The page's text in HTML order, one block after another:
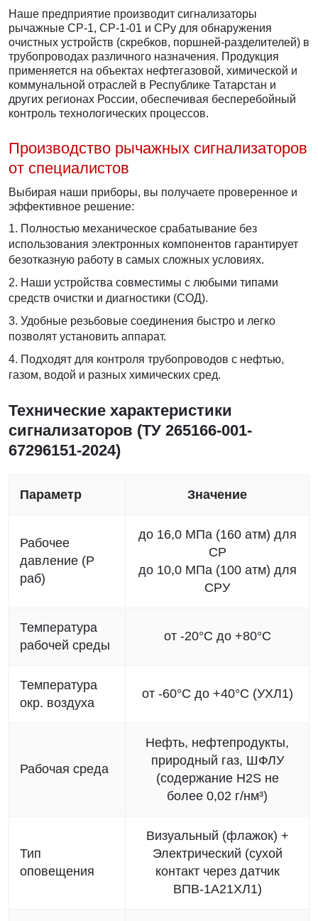
Наше предприятие производит сигнализаторы
рычажные СР-1, СР-1-01 и СРу для обнаружения
очистных устройств (скребков, поршней-разделителей) в
трубопроводах различного назначения. Продукция
применяется на объектах нефтегазовой, химической и
коммунальной отраслей в Республике Татарстан и
других регионах России, обеспечивая бесперебойный
контроль технологических процессов.
Производство рычажных сигнализаторов
от специалистов
Выбирая наши приборы, вы получаете проверенное и
эффективное решение:
Полностью механическое срабатывание без
использования электронных компонентов гарантирует
безотказную работу в самых сложных условиях.
Наши устройства совместимы с любыми типами
средств очистки и диагностики (СОД).
Удобные резьбовые соединения быстро и легко
позволят установить аппарат.
Подходят для контроля трубопроводов с нефтью,
газом, водой и разных химических сред.
Технические характеристики
сигнализаторов (ТУ 265166-001-
67296151-2024)
Параметр Значение
Рабочее
давление (Р
раб)
до 16,0 МПа (160 атм) для
СР
до 10,0 МПа (100 атм) для
СРУ
Температура
рабочей среды
от -20°C до +80°C
Температура
окр. воздуха
от -60°C до +40°C (УХЛ1)
Рабочая среда
Нефть, нефтепродукты,
природный газ, ШФЛУ
(содержание H2S не
более 0,02 г/нм³)
Тип
оповещения
Визуальный (флажок) +
Электрический (сухой
контакт через датчик
ВПВ-1А21ХЛ1)